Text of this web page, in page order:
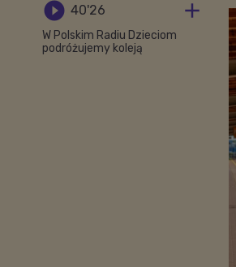
 40'26 
W Polskim Radiu Dzieciom
podróżujemy koleją